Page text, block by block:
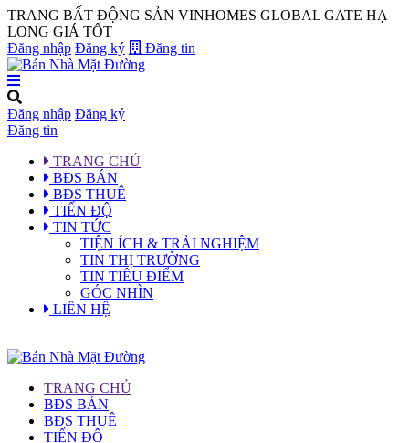
TRANG BẤT ĐỘNG SẢN VINHOMES GLOBAL GATE HẠ
LONG GIÁ TỐT
Đăng nhập Đăng ký Đăng tin
Đăng nhập Đăng ký
Đăng tin
TRANG CHỦ
BĐS BÁN
BĐS THUÊ
TIẾN ĐỘ
TIN TỨC
TIỆN ÍCH & TRẢI NGHIỆM
TIN THỊ TRƯỜNG
TIN TIÊU ĐIỂM
GÓC NHÌN
LIÊN HỆ
TRANG CHỦ
BĐS BÁN
BĐS THUÊ
TIẾN ĐỘ